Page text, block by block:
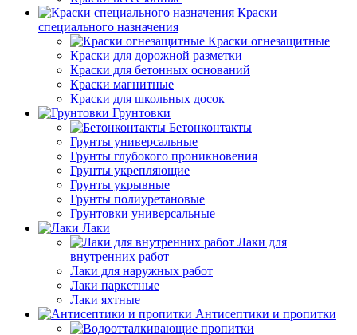
Краски
специального назначения
Краски огнезащитные
Краски для дорожной разметки
Краски для бетонных оснований
Краски магнитные
Краски для школьных досок
Грунтовки
Бетонконтакты
Грунты универсальные
Грунты глубокого проникновения
Грунты укрепляющие
Грунты укрывные
Грунты полиуретановые
Грунтовки универсальные
Лаки
Лаки для
внутренних работ
Лаки для наружных работ
Лаки паркетные
Лаки яхтные
Антисептики и пропитки